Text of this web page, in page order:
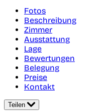
Fotos
Beschreibung
Zimmer
Ausstattung
Lage
Bewertungen
Belegung
Preise
Kontakt
Teilen